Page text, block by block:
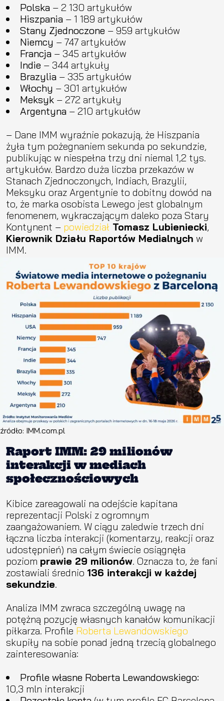
Polska– 2 130 artykułów
Hiszpania– 1 189 artykułów
Stany Zjednoczone– 959 artykułów
Niemcy – 747 artykułów
Francja– 345 artykułów
Indie– 344 artykuły
Brazylia– 335 artykułów
Włochy – 301 artykułów
Meksyk– 272 artykuły
Argentyna– 210 artykułów
– Dane IMM wyraźnie pokazują, że Hiszpania
żyła tym pożegnaniem sekunda po sekundzie,
publikując w niespełna trzy dni niemal 1,2 tys.
artykułów. Bardzo duża liczba przekazów w
Stanach Zjednoczonych, Indiach, Brazylii,
Meksyku oraz Argentynie to dobitny dowód na
to, że marka osobista Lewego jest globalnym
fenomenem, wykraczającym daleko poza Stary
Kontynent – powiedział Tomasz Lubieniecki,
Kierownik Działu Raportów Medialnych w
IMM.
źródło: IMM.com.pl
Raport IMM: 29 milionów
interakcji w mediach
społecznościowych
Kibice zareagowali na odejście kapitana
reprezentacji Polski z ogromnym
zaangażowaniem. W ciągu zaledwie trzech dni
łączna liczba interakcji (komentarzy, reakcji oraz
udostępnień) na całym świecie osiągnęła
poziom prawie 29 milionów. Oznacza to, że fani
zostawiali średnio 136 interakcji w każdej
sekundzie.
Analiza IMM zwraca szczególną uwagę na
potężną pozycję własnych kanałów komunikacji
piłkarza. Profile Roberta Lewandowskiego
skupiły na sobie ponad jedną trzecią globalnego
zainteresowania:
Profile własne Roberta Lewandowskiego:
10,3 mln interakcji